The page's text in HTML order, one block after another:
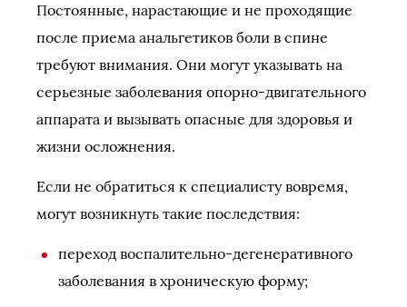
Постоянные, нарастающие и не проходящие
после приема анальгетиков боли в спине
требуют внимания. Они могут указывать на
серьезные заболевания опорно-двигательного
аппарата и вызывать опасные для здоровья и
жизни осложнения.
Если не обратиться к специалисту вовремя,
могут возникнуть такие последствия:
переход воспалительно-дегенеративного
заболевания в хроническую форму;